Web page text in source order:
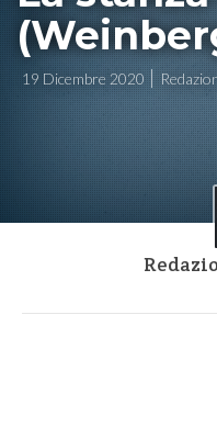
19 Dicembre 2020